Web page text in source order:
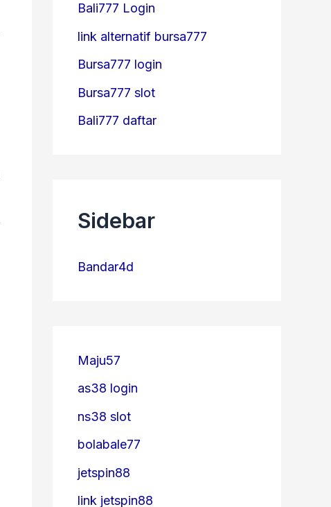
Bali777 Login
link alternatif bursa777
Bursa777 login
Bursa777 slot
Bali777 daftar
Sidebar
Bandar4d
Maju57
as38 login
ns38 slot
bolabale77
jetspin88
link jetspin88